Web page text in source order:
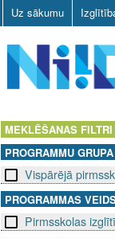
Uz sākumu
D
MEKLĒŠANAS FILTRI
PROGRAMMU GRUPA
Vispārējā
PROGRAMMAS
Pirmsskolas